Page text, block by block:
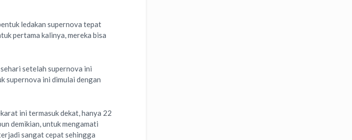
ledakan supernova tepat
pertama kalinya, mereka bisa
setelah supernova ini
supernova ini dimulai dengan
ini termasuk dekat, hanya 22
demikian, untuk mengamati
sangat cepat sehingga